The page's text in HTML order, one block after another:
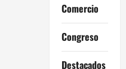
Comercio
Congreso
Destacados